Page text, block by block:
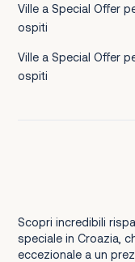
Ville a Special Offer
ospiti
Ville a Special Offer
ospiti
Scopri incredibili
speciale in Croazia,
eccezionale a un